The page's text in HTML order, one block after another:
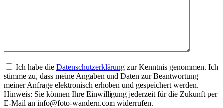
Ich habe die Datenschutzerklärung zur Kenntnis genommen. Ich
stimme zu, dass meine Angaben und Daten zur Beantwortung
meiner Anfrage elektronisch erhoben und gespeichert werden.
Hinweis: Sie können Ihre Einwilligung jederzeit für die Zukunft per
E-Mail an info@foto-wandern.com widerrufen.